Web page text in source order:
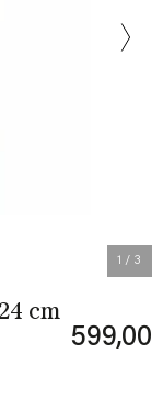
1 / 3
cm
599,00